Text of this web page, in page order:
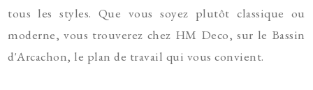
tous les styles. Que vous soyez plutôt classique ou
moderne, vous trouverez chez HM Deco, sur le Bassin
d'Arcachon, le plan de travail qui vous convient.